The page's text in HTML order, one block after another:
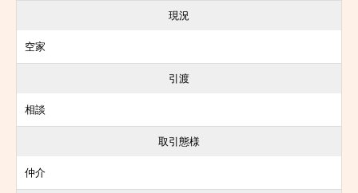
現況
空家
引渡
相談
取引態様
仲介